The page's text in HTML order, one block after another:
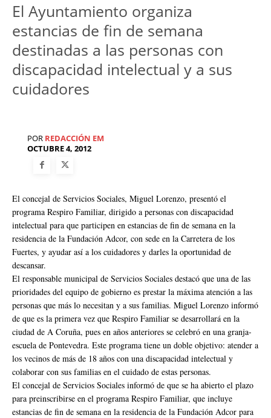
El Ayuntamiento organiza
estancias de fin de semana
destinadas a las personas con
discapacidad intelectual y a sus
cuidadores
POR REDACCIÓN EM
OCTUBRE 4, 2012
El concejal de Servicios Sociales, Miguel Lorenzo, presentó el
programa Respiro Familiar, dirigido a personas con discapacidad
intelectual para que participen en estancias de fin de semana en la
residencia de la Fundación Adcor, con sede en la Carretera de los
Fuertes, y ayudar así a los cuidadores y darles la oportunidad de
descansar.
El responsable municipal de Servicios Sociales destacó que una de las
prioridades del equipo de gobierno es prestar la máxima atención a las
personas que más lo necesitan y a sus familias. Miguel Lorenzo informó
de que es la primera vez que Respiro Familiar se desarrollará en la
ciudad de A Coruña, pues en años anteriores se celebró en una granja-
escuela de Pontevedra. Este programa tiene un doble objetivo: atender a
los vecinos de más de 18 años con una discapacidad intelectual y
colaborar con sus familias en el cuidado de estas personas.
El concejal de Servicios Sociales informó de que se ha abierto el plazo
para preinscribirse en el programa Respiro Familiar, que incluye
estancias de fin de semana en la residencia de la Fundación Adcor para